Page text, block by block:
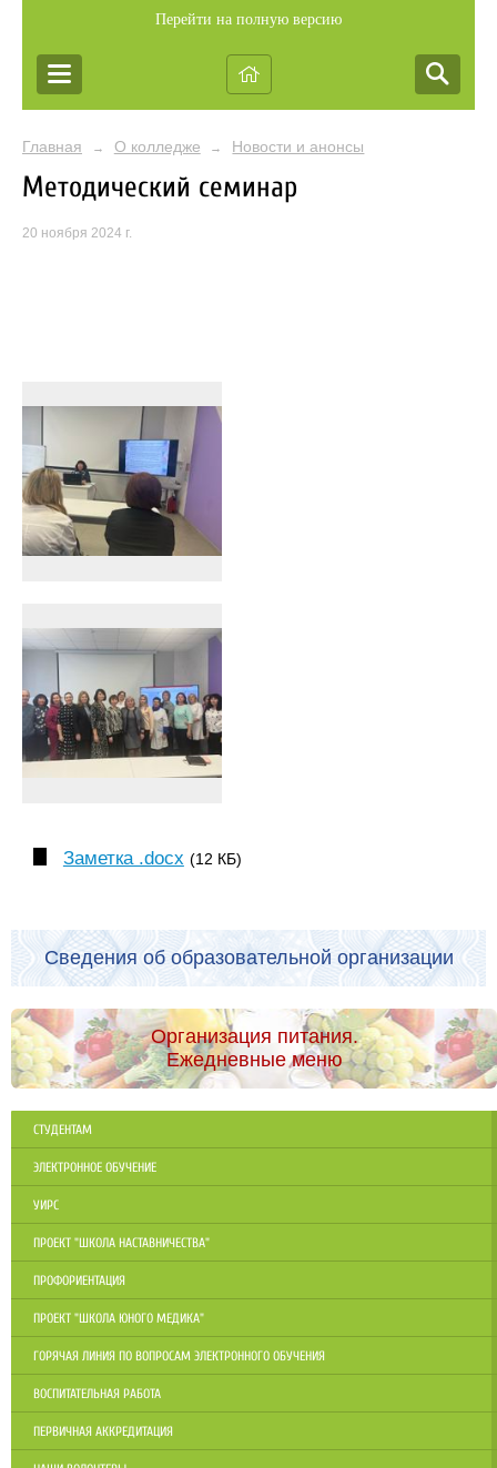
Перейти на полную версию
Главная → О колледже → Новости и анонсы
Методический семинар
20 ноября 2024 г.
Заметка .docx (12 КБ)
Сведения об образовательной организации
Организация питания.
Ежедневные меню
СТУДЕНТАМ
ЭЛЕКТРОННОЕ ОБУЧЕНИЕ
УИРС
ПРОЕКТ "ШКОЛА НАСТАВНИЧЕСТВА"
ПРОФОРИЕНТАЦИЯ
ПРОЕКТ "ШКОЛА ЮНОГО МЕДИКА"
ГОРЯЧАЯ ЛИНИЯ ПО ВОПРОСАМ ЭЛЕКТРОННОГО ОБУЧЕНИЯ
ВОСПИТАТЕЛЬНАЯ РАБОТА
ПЕРВИЧНАЯ АККРЕДИТАЦИЯ